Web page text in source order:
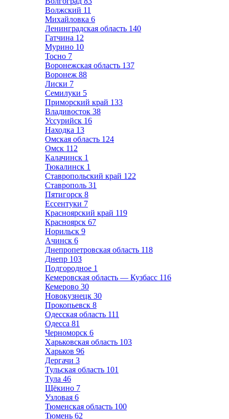
Волжский 11
Михайловка 6
Ленинградская область 140
Гатчина 12
Мурино 10
Тосно 7
Воронежская область 137
Воронеж 88
Лиски 7
Семилуки 5
Приморский край 133
Владивосток 38
Уссурийск 16
Находка 13
Омская область 124
Омск 112
Калачинск 1
Тюкалинск 1
Ставропольский край 122
Ставрополь 31
Пятигорск 8
Ессентуки 7
Красноярский край 119
Красноярск 67
Норильск 9
Ачинск 6
Днепропетровская область 118
Днепр 103
Подгородное 1
Кемеровская область — Кузбасс 116
Кемерово 30
Новокузнецк 30
Прокопьевск 8
Одесская область 111
Одесса 81
Черноморск 6
Харьковская область 103
Харьков 96
Дергачи 3
Тульская область 101
Тула 46
Щёкино 7
Узловая 6
Тюменская область 100
Тюмень 62